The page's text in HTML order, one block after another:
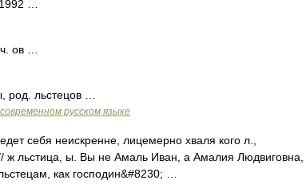
…
ов …
род. льстецов …
русском языке
себя неискренне, лицемерно хваля кого л.,
ж льстица, ы. Вы не Амаль Иван, а Амалия Людвиговна,
как господин&#8230; …